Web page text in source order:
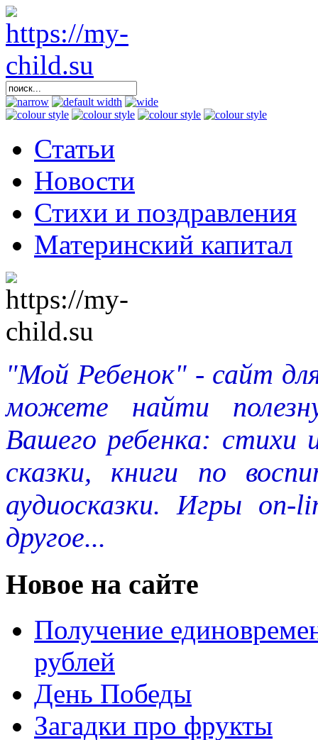
Статьи
Новости
Стихи и поздравления
Материнский капитал
"Мой Ребенок" - сайт
можете найти
Вашего ребенка: стихи
сказки, книги по
аудиосказки. Игры
другое...
Новое на сайте
Получение
рублей
День Победы
Загадки про фрукты